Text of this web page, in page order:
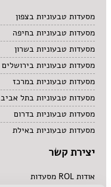
מסעדות טבעוניות בצפון
מסעדות טבעוניות בחיפה
מסעדות טבעוניות בשרון
מסעדות טבעוניות בירושלים
מסעדות טבעוניות במרכז
מסעדות טבעוניות בתל אביב
מסעדות טבעוניות בדרום
מסעדות טבעוניות באילת
יצירת קשר
אודות ROL מסעדות